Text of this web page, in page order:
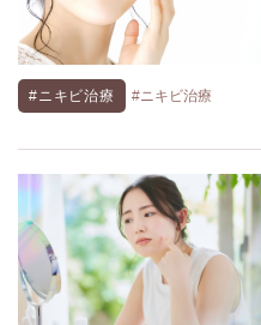
#ニキビ治療 #ニキビ治療